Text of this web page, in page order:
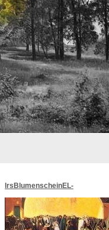
lrsBlumenscheinEL-
MoonMorningstar&EveStar.